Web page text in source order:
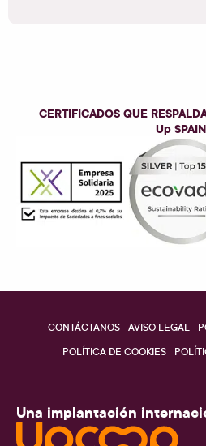
CERTIFICADOS QUE
Up SPAIN
CONTÁCTANOS AVISO LEGAL
POLÍTICA DE COOKIES
Una implantación